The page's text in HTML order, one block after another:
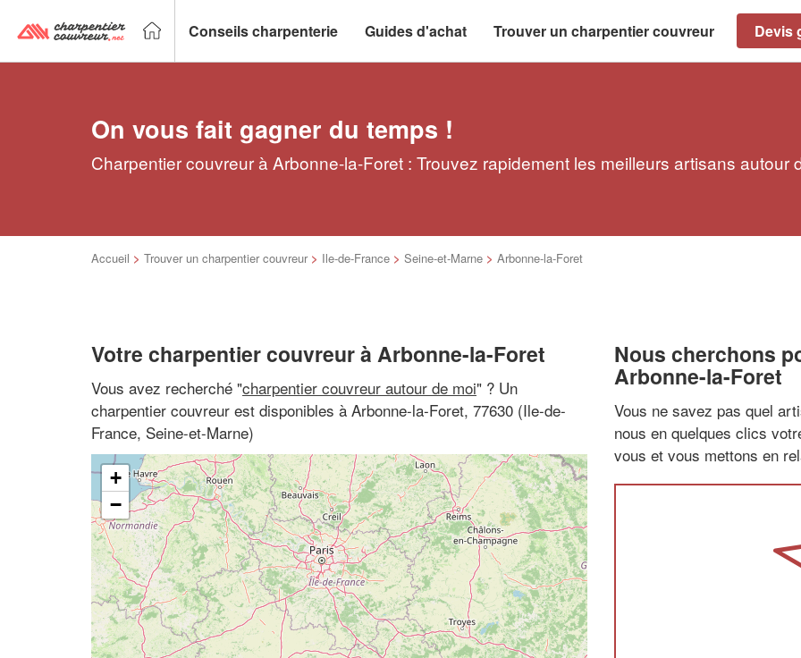
Conseils charpenterie Guides d'achat Trouver un charpentier couvreur Devis
On vous fait gagner du temps !
Charpentier couvreur à Arbonne-la-Foret : Trouvez rapidement les meilleurs artisans autour
Accueil > Trouver un charpentier couvreur > Ile-de-France > Seine-et-Marne > Arbonne-la-Foret
Votre charpentier couvreur à Arbonne-la-Foret
Vous avez recherché "charpentier couvreur autour de moi" ? Un
charpentier couvreur est disponibles à Arbonne-la-Foret, 77630 (Ile-de-
France, Seine-et-Marne)
+
−
Nous cherchons
Arbonne-la-Foret
Vous ne savez pas quel
nous en quelques clics
vous et vous mettons en